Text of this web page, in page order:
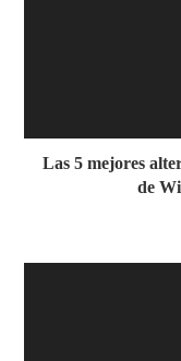
Las 5 mejores
de